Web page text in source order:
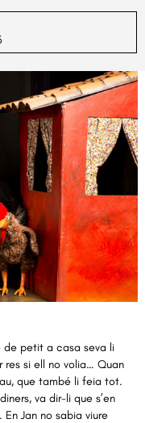
de petit a casa seva li
si ell no volia… Quan
que també li feia tot.
va dir-li que s’en
Jan no sabia viure